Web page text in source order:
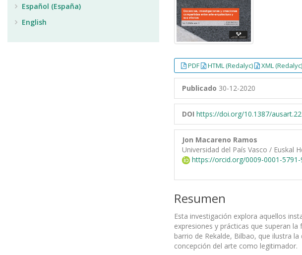
PDF HTML (Redalyc) XML (Redalyc)
Publicado 30-12-2020
DOI https://doi.org/10.1387/
Jon Macareno Ramos
Universidad del País Vasco / Euskal
https://orcid.org/0009-0001-5791-
Resumen
Esta investigación explora aquellos
expresiones y prácticas que superan
barrio de Rekalde, Bilbao, que ilustra
concepción del arte como legitimador.
Español (España)
English